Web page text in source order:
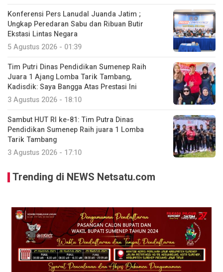
Konferensi Pers Lanudal Juanda Jatim ;
Ungkap Peredaran Sabu dan Ribuan Butir
Ekstasi Lintas Negara
5 Agustus 2026 - 01:39
Tim Putri Dinas Pendidikan Sumenep Raih
Juara 1 Ajang Lomba Tarik Tambang,
Kadisdik: Saya Bangga Atas Prestasi Ini
3 Agustus 2026 - 18:10
Sambut HUT RI ke-81: Tim Putra Dinas
Pendidikan Sumenep Raih juara 1 Lomba
Tarik Tambang
3 Agustus 2026 - 17:10
Trending di NEWS Netsatu.com